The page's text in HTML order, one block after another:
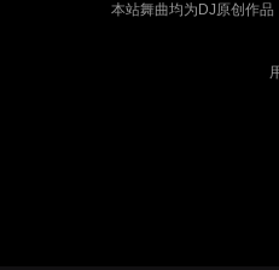
本站舞曲均为DJ原创作